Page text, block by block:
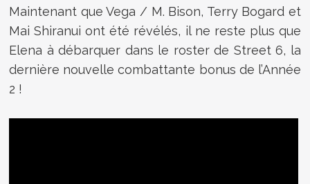
Maintenant que Vega / M. Bison, Terry Bogard et
Mai Shiranui ont été révélés, il ne reste plus que
Elena à débarquer dans le roster de Street 6, la
dernière nouvelle combattante bonus de l’Année
2 !